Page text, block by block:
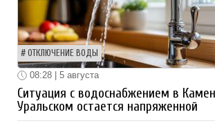
ОТКЛЮЧЕНИЕ ВОДЫ
08:28 | 5 августа
Ситуация с водоснабжением в
Уральском остается напряженной